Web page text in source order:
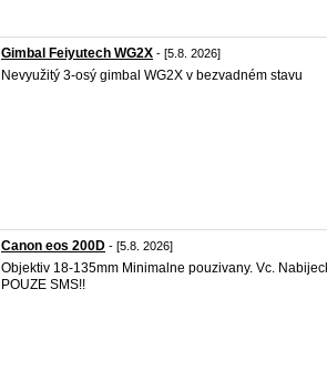
Gimbal Feiyutech WG2X - [5.8. 2026]
Nevyužitý 3-osý gimbal WG2X v bezvadném stavu
Canon eos 200D - [5.8. 2026]
Objektiv 18-135mm Minimalne pouzivany. Vc.
POUZE SMS!!